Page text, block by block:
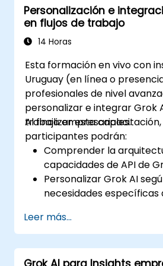
personalizada de
Garantizar un uso ético y
en el marketing de redes
Personalización e
en flujos de trabajo
14 Horas
Esta formación en vivo con
Uruguay (en línea o
profesionales de nivel
personalizar e integrar Grok
trabajo empresariales.
Al finalizar esta capacitación,
participantes podrán:
Comprender la
capacidades de API de
Personalizar Grok AI
necesidades específicas
empresariales y
automatización.
Optimizar los flujos de
Leer más...